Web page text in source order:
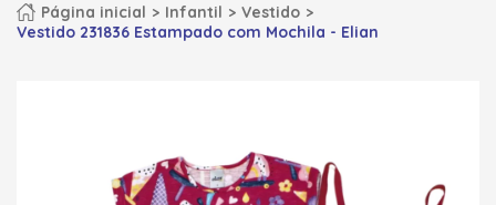
Página inicial Infantil
Vestido
Vestido 231836 Estampado com Mochila - Elian